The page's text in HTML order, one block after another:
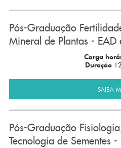
Pós-Graduação
Mineral de Plantas - EAD
Carga
Duração
SAIBA
Pós-Graduação
Tecnologia de Sementes